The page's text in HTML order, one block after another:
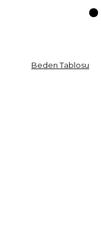
Beden Tablosu